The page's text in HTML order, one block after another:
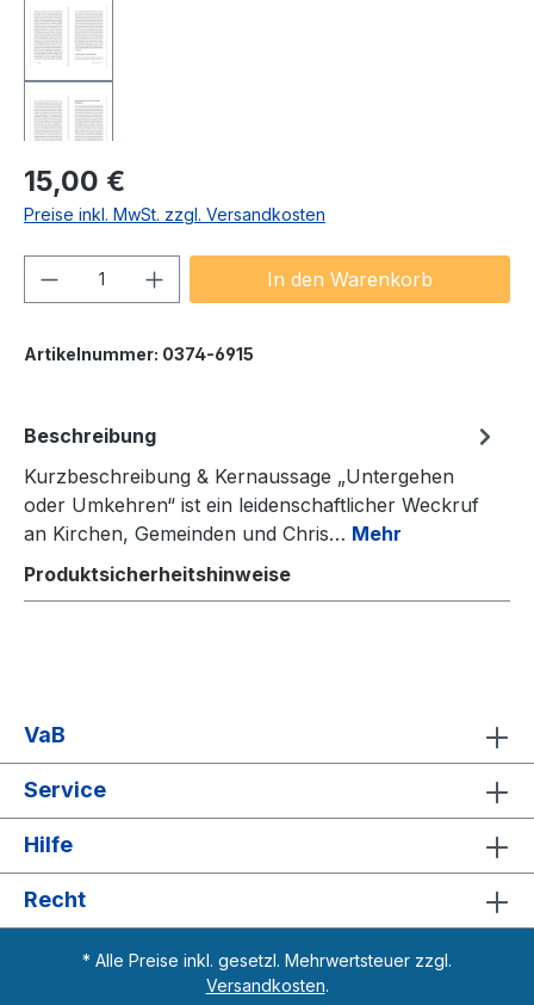
Regulärer Preis:
15,00 €
Preise inkl. MwSt. zzgl. Versandkosten
Produkt Anzahl: Gib denIn den Warenkorb
Artikelnummer: 0374-6915
Beschreibung
Kurzbeschreibung & Kernaussage „Untergehen
oder Umkehren“ ist ein leidenschaftlicher Weckruf
an Kirchen, Gemeinden und Chris… Mehr
Produktsicherheitshinweise
VaB
Service
Hilfe
Recht
* Alle Preise inkl. gesetzl. Mehrwertsteuer zzgl.
Versandkosten.